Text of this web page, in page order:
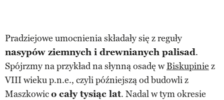
Pradziejowe umocnienia składały się z reguły
nasypów ziemnych i drewnianych palisad.
Spójrzmy na przykład na słynną osadę wBiskupinie z
VIII wieku p.n.e., czyli późniejszą od budowli z
Maszkowico cały tysiąc lat. Nadal w tym okresie